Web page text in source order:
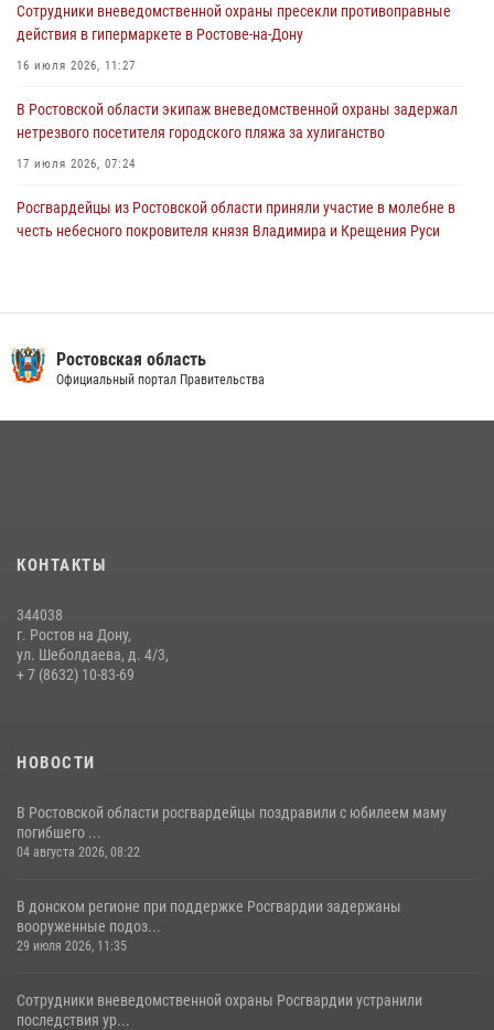
15 июля 2026, 06:39
Сотрудники вневедомственной охраны пресекли противоправные
действия в гипермаркете в Ростове-на-Дону
16 июля 2026, 11:27
В Ростовской области экипаж вневедомственной охраны задержал
нетрезвого посетителя городского пляжа за хулиганство
17 июля 2026, 07:24
Росгвардейцы из Ростовской области приняли участие в молебне в
честь небесного покровителя князя Владимира и Крещения Руси
29 июля 2026, 11:35
В Ростовской области сотрудники Росгвардии познакомили
воспитанников детского сада со своей службой
09 июля 2026, 13:58
Ростовская область
Официальный портал Правительства
КОНТАКТЫ
344038
г. Ростов на Дону,
ул. Шеболдаева, д. 4/3,
+ 7 (8632) 10-83-69
НОВОСТИ
В Ростовской области росгвардейцы поздравили с юбилеем маму
погибшего ...
04 августа 2026, 08:22
В донском регионе при поддержке Росгвардии задержаны
вооруженные подоз...
29 июля 2026, 11:35
Сотрудники вневедомственной охраны Росгвардии устранили
последствия ур...